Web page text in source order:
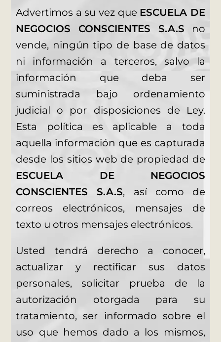
Advertimos a su vez que ESCUELA DE
NEGOCIOS CONSCIENTES S.A.S no
vende, ningún tipo de base de datos
ni información a terceros, salvo la
información que deba ser
suministrada bajo ordenamiento
judicial o por disposiciones de Ley.
Esta política es aplicable a toda
aquella información que es capturada
desde los sitios web de propiedad de
ESCUELA DE NEGOCIOS
CONSCIENTES S.A.S, así como de
correos electrónicos, mensajes de
texto u otros mensajes electrónicos.
Usted tendrá derecho a conocer,
actualizar y rectificar sus datos
personales, solicitar prueba de la
autorización otorgada para su
tratamiento, ser informado sobre el
uso que hemos dado a los mismos,